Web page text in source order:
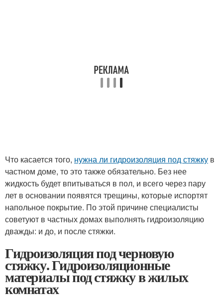
Что касается того, нужна ли гидроизоляция под стяжку в
частном доме, то это также обязательно. Без нее
жидкость будет впитываться в пол, и всего через пару
лет в основании появятся трещины, которые испортят
напольное покрытие. По этой причине специалисты
советуют в частных домах выполнять гидроизоляцию
дважды: и до, и после стяжки.
Гидроизоляция под черновую
стяжку. Гидроизоляционные
материалы под стяжку в жилых
комнатах